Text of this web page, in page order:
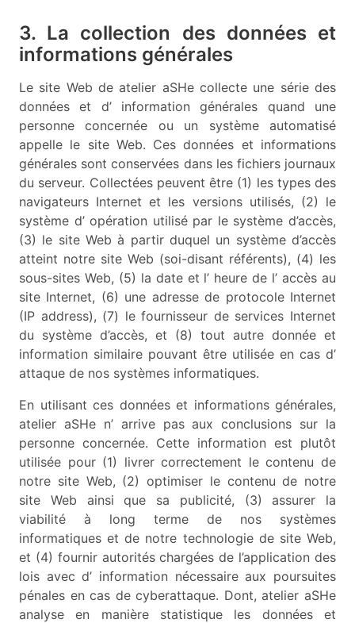
3. La collection des données et
informations générales
Le site Web de atelier aSHe collecte une série des
données et d’ information générales quand une
personne concernée ou un système automatisé
appelle le site Web. Ces données et informations
générales sont conservées dans les fichiers journaux
du serveur. Collectées peuvent être (1) les types des
navigateurs Internet et les versions utilisés, (2) le
système d’ opération utilisé par le système d’accès,
(3) le site Web à partir duquel un système d’accès
atteint notre site Web (soi-disant référents), (4) les
sous-sites Web, (5) la date et l’ heure de l’ accès au
site Internet, (6) une adresse de protocole Internet
(IP address), (7) le fournisseur de services Internet
du système d’accès, et (8) tout autre donnée et
information similaire pouvant être utilisée en cas d’
attaque de nos systèmes informatiques.
En utilisant ces données et informations générales,
atelier aSHe n’ arrive pas aux conclusions sur la
personne concernée. Cette information est plutôt
utilisée pour (1) livrer correctement le contenu de
notre site Web, (2) optimiser le contenu de notre
site Web ainsi que sa publicité, (3) assurer la
viabilité à long terme de nos systèmes
informatiques et de notre technologie de site Web,
et (4) fournir autorités chargées de l’application des
lois avec d’ information nécessaire aux poursuites
pénales en cas de cyberattaque. Dont, atelier aSHe
analyse en manière statistique les données et